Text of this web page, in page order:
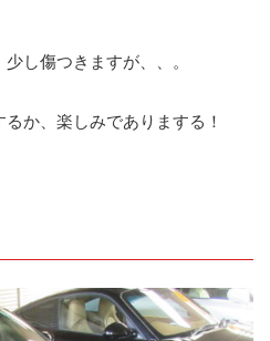
し傷つきますが、、。
か、楽しみでありまする！